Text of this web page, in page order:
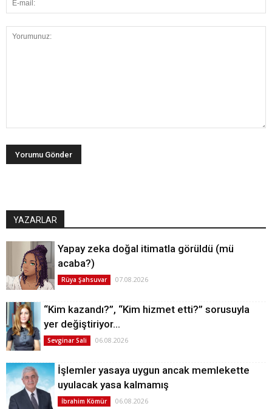
YAZARLAR
Yapay zeka doğal itimatla görüldü (mü
acaba?)
Rüya Şahsuvar 07.08.2026
“Kim kazandı?”, “Kim hizmet etti?” sorusuyla
yer değiştiriyor…
Sevginar Sali 06.08.2026
İşlemler yasaya uygun ancak memlekette
uyulacak yasa kalmamış
İbrahim Kömür 06.08.2026